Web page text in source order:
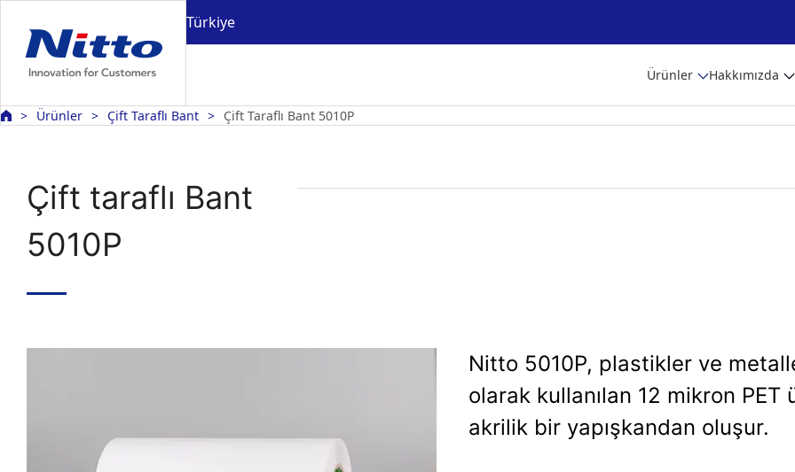
Türkiye
Ürünler Hakkımızda
Ürünler Çift Taraflı Bant Çift Taraflı Bant 5010P
Çift taraflı Bant
5010P
Nitto 5010P, plastikler ve
olarak kullanılan 12 mikron
akrilik bir yapışkandan oluşur.